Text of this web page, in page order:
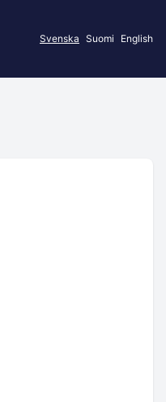
Svenska Suomi English